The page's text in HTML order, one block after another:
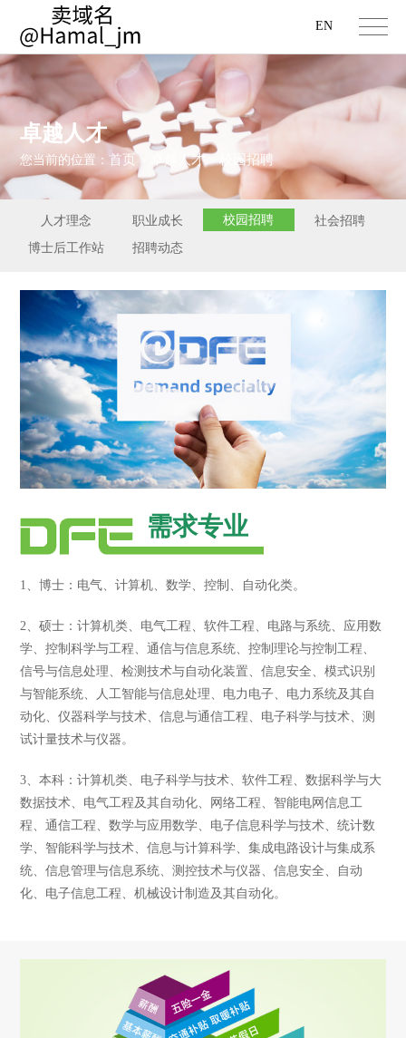
EN
卓越人才
您当前的位置：首页 > 卓越人才 >校园招聘
人才理念 职业成长 校园招聘
社会招聘
博士后工作站
招聘动态
需求专业
1、博士：电气、计算机、数学、控制、自动化类。
2、硕士：计算机类、电气工程、软件工程、电路与系统、应用数
学、控制科学与工程、通信与信息系统、控制理论与控制工程、
信号与信息处理、检测技术与自动化装置、信息安全、模式识别
与智能系统、人工智能与信息处理、电力电子、电力系统及其自
动化、仪器科学与技术、信息与通信工程、电子科学与技术、测
试计量技术与仪器。
3、本科：计算机类、电子科学与技术、软件工程、数据科学与大
数据技术、电气工程及其自动化、网络工程、智能电网信息工
程、通信工程、数学与应用数学、电子信息科学与技术、统计数
学、智能科学与技术、信息与计算科学、集成电路设计与集成系
统、信息管理与信息系统、测控技术与仪器、信息安全、自动
化、电子信息工程、机械设计制造及其自动化。